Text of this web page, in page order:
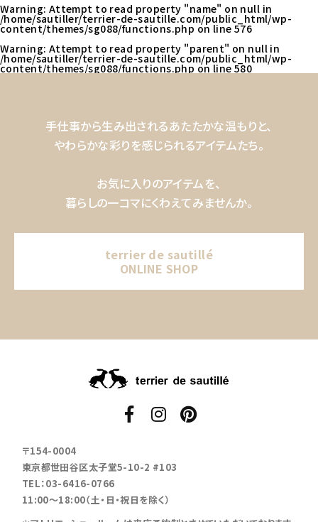
Warning: Attempt to read property "name" on null in
/home/sautiller/terrier-de-sautille.com/public_html/wp-
content/themes/sg088/functions.php on line576
Warning: Attempt to read property "parent" on null in
/home/sautiller/terrier-de-sautille.com/public_html/wp-
content/themes/sg088/functions.php on line580
手仕事から生み出されるあたたかな温もりと、
やわらかな彩りを感じられるアイテムたち。
お気に入りのアイテムを、
暮らしの一コマにくわえてみませんか。
terrier de sautillé
ONLINE SHOP
〒154-0004
東京都世田谷区太子堂5-10-2 #103
TEL：03-6416-0766
11:00～18:00（土・日・祝日を除く）